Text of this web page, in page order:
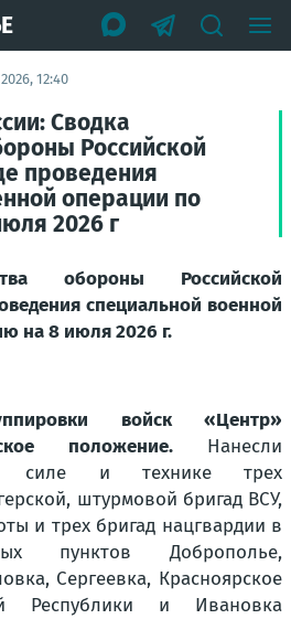
12:40
Сводка
Российской
проведения
операции по
2026 г
обороны Российской
специальной военной
на 8 июля 2026 г.
войск «Центр»
положение.Нанесли
силе и технике трех
штурмовой бригад ВСУ,
и трех бригад нацгвардии в
пунктов Доброполье,
Сергеевка, Красноярское
Республики и Ивановка